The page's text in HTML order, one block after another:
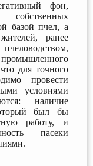
фон,
базой пчел, а
ранее
для точного
провести
условиями
наличие
был бы
работу, и
пасеки